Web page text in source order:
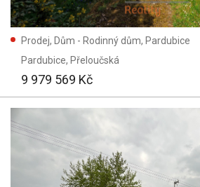
Prodej, Dům - Rodinný dům, Pardubice
Pardubice, Přeloučská
9 979 569 Kč